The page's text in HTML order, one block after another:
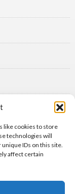
like cookies to store
technologies will
IDs on this site.
affect certain